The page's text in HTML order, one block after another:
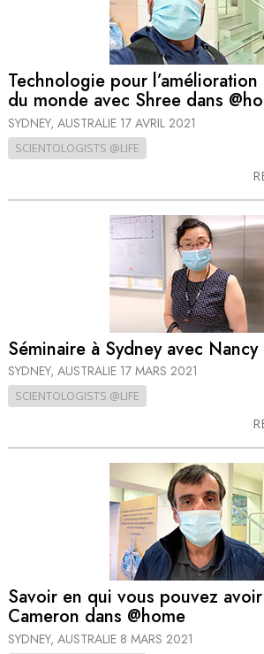
Technologie pour l’amélioration
du monde avec Shree dans
SYDNEY, AUSTRALIE 17 AVRIL 2021
SCIENTOLOGISTS @LIFE
Séminaire à Sydney avec Nancy
SYDNEY, AUSTRALIE 17 MARS 2021
SCIENTOLOGISTS @LIFE
Savoir en qui vous pouvez
Cameron dans @home
SYDNEY, AUSTRALIE 8 MARS 2021